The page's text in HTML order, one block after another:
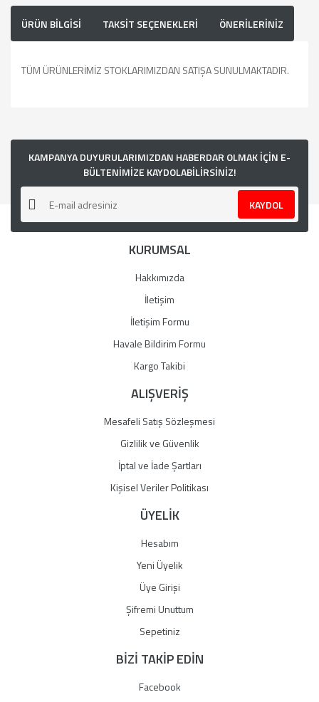
ÜRÜN BİLGİSİ TAKSİT SEÇENEKLERİ ÖNERİLERİNİZ
TÜM ÜRÜNLERİMİZ STOKLARIMIZDAN SATIŞA SUNULMAKTADIR.
kullanarak tarafımıza iletebilirsiniz.
Görüş ve önerileriniz için teşekkür ederiz.
Ürün resmi kalitesiz, bozuk veya görüntülenemiyor.
Ürün açıklamasında eksik bilgiler bulunuyor.
Ürün bilgilerinde hatalar bulunuyor.
Ürün fiyatı diğer sitelerden daha pahalı.
Gönder
KAMPANYA DUYURULARIMIZDAN HABERDAR OLMAK İÇİN E-
BÜLTENİMİZE KAYDOLABİLİRSİNİZ!
KAYDOL
KURUMSAL
Hakkımızda
İletişim
İletişim Formu
Havale Bildirim Formu
Kargo Takibi
ALIŞVERİŞ
Mesafeli Satış Sözleşmesi
Gizlilik ve Güvenlik
İptal ve İade Şartları
Kişisel Veriler Politikası
ÜYELİK
Hesabım
Yeni Üyelik
Üye Girişi
Şifremi Unuttum
Sepetiniz
BİZİ TAKİP EDİN
Facebook